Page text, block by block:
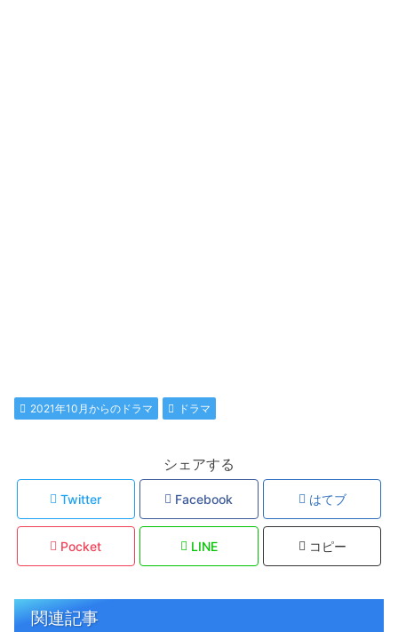
2021年10月からのドラマ ドラマ
シェアする
Twitter Facebook はてブ
Pocket LINE コピー
関連記事